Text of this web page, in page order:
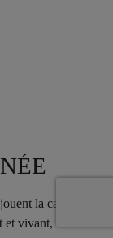
la carte du
et vivant,